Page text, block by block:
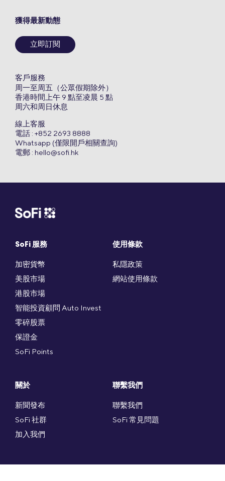
SoFi 服務
加密貨幣
美股市場
港股市場
智能投資顧問 Auto Invest
零碎股票
保證金
SoFi Points
使用條款
私隱政策
網站使用條款
關於
新聞發布
SoFi 社群
加入我們
聯繫我們
聯繫我們
SoFi 常見問題
獲得最新動態
立即訂閱
客戶服務
周一至周五（公眾假期除外）
香港時間上午 9 點至凌晨 5 點
周六和周日休息
線上客服
電話 : +852 2693 8888
Whatsapp (僅限開戶相關查詢)
電郵 : hello@sofi.hk